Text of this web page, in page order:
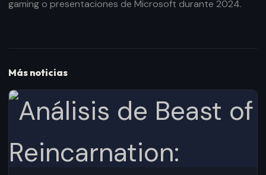
gaming o presentaciones de Microsoft durante 2024.
Más noticias